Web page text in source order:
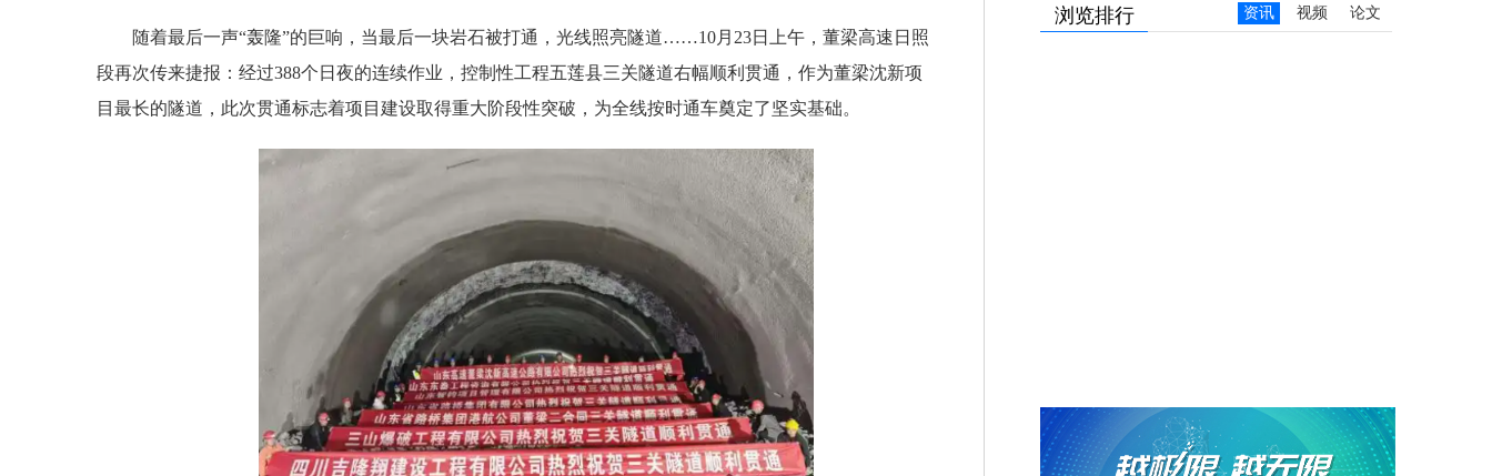
随着最后一声“轰隆”的巨响，当最后一块岩石被打通，光线照亮隧道……10月23日上午，董梁高速日照
段再次传来捷报：经过388个日夜的连续作业，控制性工程五莲县三关隧道右幅顺利贯通，作为董梁沈新项
目最长的隧道，此次贯通标志着项目建设取得重大阶段性突破，为全线按时通车奠定了坚实基础。
浏览排行 论文
视频
资讯